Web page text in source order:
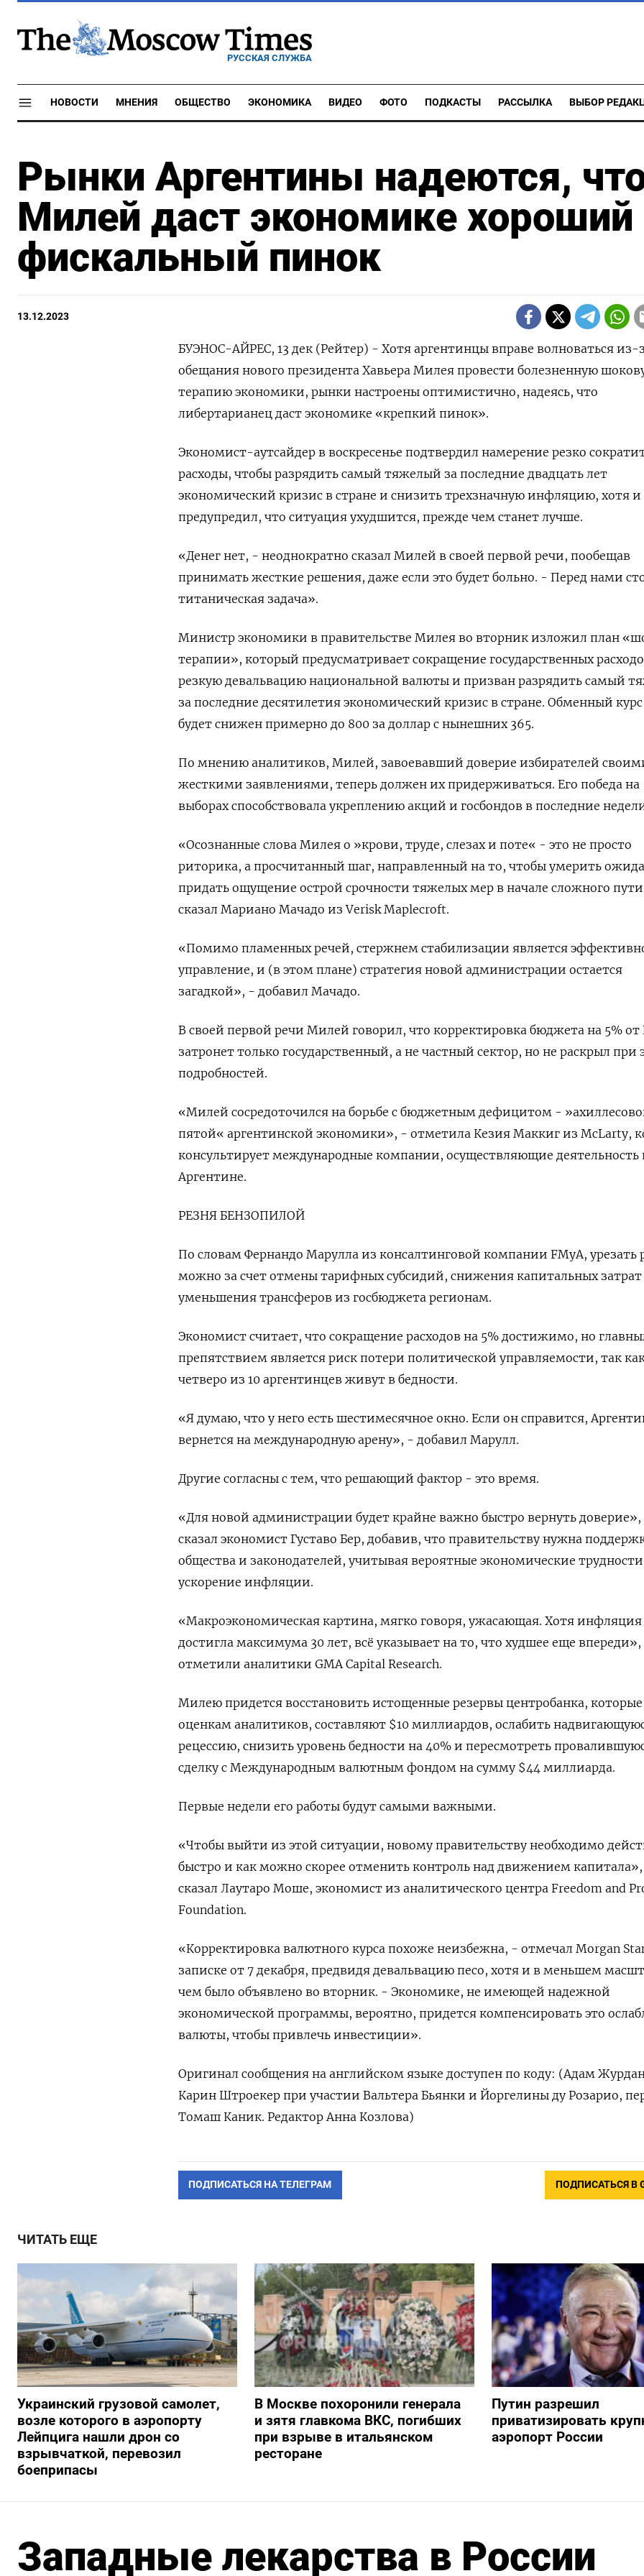
РУССКАЯ СЛУЖБА
НОВОСТИ МНЕНИЯ ОБЩЕСТВО ЭКОНОМИКА ВИДЕО ФОТО ПОДКАСТЫ РАССЫЛКА ВЫБОР
Рынки Аргентины надеются,
Милей даст экономике хороший
фискальный пинок
13.12.2023
БУЭНОС-АЙРЕС, 13 дек (Рейтер) - Хотя аргентинцы вправе волноваться из-
обещания нового президента Хавьера Милея провести болезненную
терапию экономики, рынки настроены оптимистично, надеясь, что
либертарианец даст экономике «крепкий пинок».
Экономист-аутсайдер в воскресенье подтвердил намерение резко
расходы, чтобы разрядить самый тяжелый за последние двадцать лет
экономический кризис в стране и снизить трехзначную инфляцию, хотя и
предупредил, что ситуация ухудшится, прежде чем станет лучше.
«Денег нет, - неоднократно сказал Милей в своей первой речи, пообещав
принимать жесткие решения, даже если это будет больно. - Перед нами
титаническая задача».
Министр экономики в правительстве Милея во вторник изложил план
терапии», который предусматривает сокращение государственных
резкую девальвацию национальной валюты и призван разрядить самый
за последние десятилетия экономический кризис в стране. Обменный курс
будет снижен примерно до 800 за доллар с нынешних 365.
По мнению аналитиков, Милей, завоевавший доверие избирателей
жесткими заявлениями, теперь должен их придерживаться. Его победа на
выборах способствовала укреплению акций и госбондов в последние
«Осознанные слова Милея о »крови, труде, слезах и поте« - это не просто
риторика, а просчитанный шаг, направленный на то, чтобы умерить
придать ощущение острой срочности тяжелых мер в начале сложного
сказал Мариано Мачадо из Verisk Maplecroft.
«Помимо пламенных речей, стержнем стабилизации является
управление, и (в этом плане) стратегия новой администрации остается
загадкой», - добавил Мачадо.
В своей первой речи Милей говорил, что корректировка бюджета на 5%
затронет только государственный, а не частный сектор, но не раскрыл при
подробностей.
«Милей сосредоточился на борьбе с бюджетным дефицитом -
пятой« аргентинской экономики», - отметила Кезия Маккиг из McLarty,
консультирует международные компании, осуществляющие деятельность
Аргентине.
РЕЗНЯ БЕНЗОПИЛОЙ
По словам Фернандо Марулла из консалтинговой компании FMyA, урезать
можно за счет отмены тарифных субсидий, снижения капитальных затрат
уменьшения трансферов из госбюджета регионам.
Экономист считает, что сокращение расходов на 5% достижимо, но
препятствием является риск потери политической управляемости, так
четверо из 10 аргентинцев живут в бедности.
«Я думаю, что у него есть шестимесячное окно. Если он справится,
вернется на международную арену», - добавил Марулл.
Другие согласны с тем, что решающий фактор - это время.
«Для новой администрации будет крайне важно быстро вернуть
сказал экономист Густаво Бер, добавив, что правительству нужна
общества и законодателей, учитывая вероятные экономические
ускорение инфляции.
«Макроэкономическая картина, мягко говоря, ужасающая. Хотя
достигла максимума 30 лет, всё указывает на то, что худшее еще
отметили аналитики GMA Capital Research.
Милею придется восстановить истощенные резервы центробанка,
оценкам аналитиков, составляют $10 миллиардов, ослабить
рецессию, снизить уровень бедности на 40% и пересмотреть
сделку с Международным валютным фондом на сумму $44 миллиарда.
Первые недели его работы будут самыми важными.
«Чтобы выйти из этой ситуации, новому правительству необходимо
быстро и как можно скорее отменить контроль над движением
сказал Лаутаро Моше, экономист из аналитического центра Freedom and
Foundation.
«Корректировка валютного курса похоже неизбежна, - отмечал Morgan
записке от 7 декабря, предвидя девальвацию песо, хотя и в меньшем
чем было объявлено во вторник. - Экономике, не имеющей надежной
экономической программы, вероятно, придется компенсировать это
валюты, чтобы привлечь инвестиции».
Оригинал сообщения на английском языке доступен по коду: (Адам
Карин Штроекер при участии Вальтера Бьянки и Йоргелины ду Розарио,
Томаш Каник. Редактор Анна Козлова)
ПОДПИСАТЬСЯ НА ТЕЛЕГРАМ ПОДПИСАТЬСЯ В
ЧИТАТЬ ЕЩЕ
Украинский грузовой самолет,
возле которого в аэропорту
Лейпцига нашли дрон со
взрывчаткой, перевозил
боеприпасы
В Москве похоронили генерала
и зятя главкома ВКС, погибших
при взрыве в итальянском
ресторане
Путин разрешил
приватизировать
аэропорт России
Западные лекарства в России